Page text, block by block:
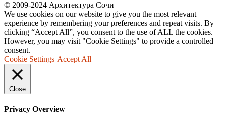
© 2009-2024 Архитектура Сочи
We use cookies on our website to give you the most relevant
experience by remembering your preferences and repeat visits. By
clicking “Accept All”, you consent to the use of ALL the cookies.
However, you may visit "Cookie Settings" to provide a controlled
consent.
Cookie Settings Accept All
Close
Privacy Overview